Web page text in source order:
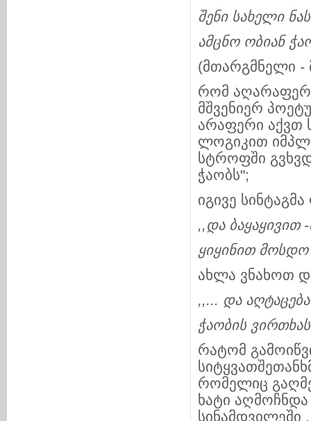
შენი სახელი
ამცნო ობიან
(მთარგმნელი -
რომ
მშვენიერ
არაფერი აქვთ
ლოგიკით
სტროფში
ჭაობს";
იგივე
,,და ბაყაყივით -
ყიყინით მოსდო
ახლა ვნახოთ
,,... და
ჭაობის ვირთხას
რატომ
რომელიც
ხატი